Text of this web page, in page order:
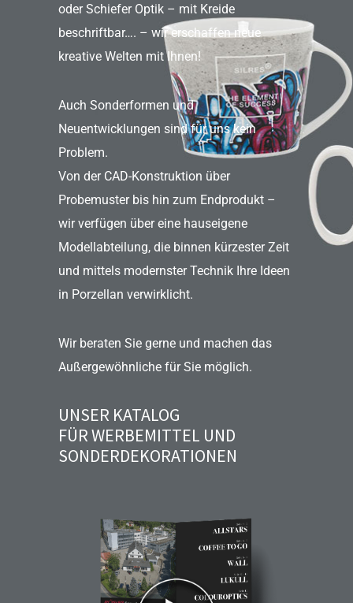
oder Schiefer Optik – mit Kreide
beschriftbar…. – wir erschaffen neue
kreative Welten mit Ihnen!
Auch Sonderformen und
Neuentwicklungen sind für uns kein
Problem.
Von der CAD-Konstruktion über
Probemuster bis hin zum Endprodukt –
wir verfügen über eine hauseigene
Modellabteilung, die binnen kürzester Zeit
und mittels modernster Technik Ihre Ideen
in Porzellan verwirklicht.
Wir beraten Sie gerne und machen das
Außergewöhnliche für Sie möglich.
UNSER KATALOG
FÜR WERBEMITTEL UND
SONDERDEKORATIONEN